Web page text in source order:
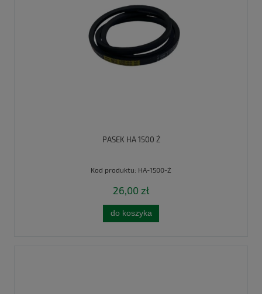
PASEK HA 1500 Ż
Kod produktu: HA-1500-Ż
26,00 zł
do koszyka